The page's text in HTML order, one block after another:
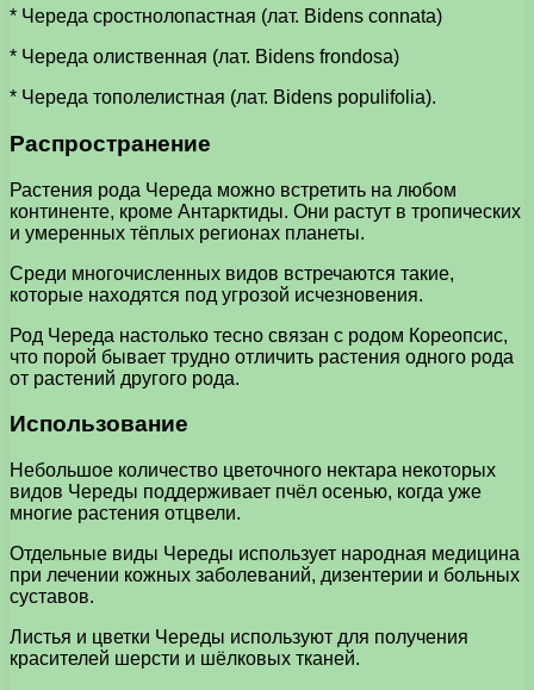
* Череда сростнолопастная (лат. Bidens connata)
* Череда олиственная (лат. Bidens frondosa)
* Череда тополелистная (лат. Bidens populifolia).
Распространение
Растения рода Череда можно встретить на любом
континенте, кроме Антарктиды. Они растут в тропических
и умеренных тёплых регионах планеты.
Среди многочисленных видов встречаются такие,
которые находятся под угрозой исчезновения.
Род Череда настолько тесно связан с родом Кореопсис,
что порой бывает трудно отличить растения одного рода
от растений другого рода.
Использование
Небольшое количество цветочного нектара некоторых
видов Череды поддерживает пчёл осенью, когда уже
многие растения отцвели.
Отдельные виды Череды использует народная медицина
при лечении кожных заболеваний, дизентерии и больных
суставов.
Листья и цветки Череды используют для получения
красителей шерсти и шёлковых тканей.